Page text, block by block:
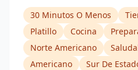
30 Minutos O Menos
Platillo
Cocina
Norte Americano
Americano
Sur De